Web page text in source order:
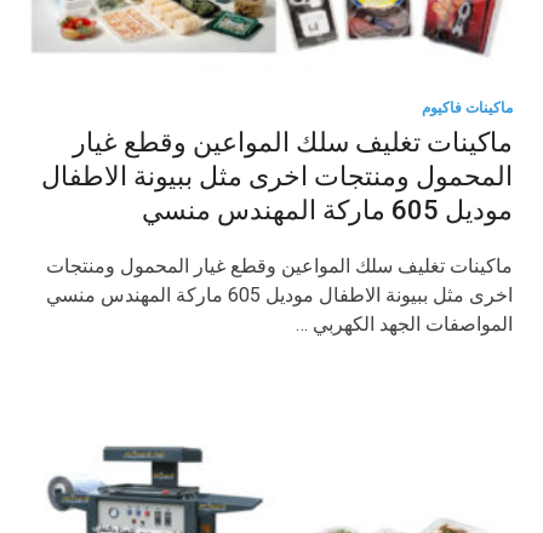
ماكينات فاكيوم
ماكينات تغليف سلك المواعين وقطع غيار
المحمول ومنتجات اخرى مثل ببيونة الاطفال
موديل 605 ماركة المهندس منسي
ماكينات تغليف سلك المواعين وقطع غيار المحمول ومنتجات
اخرى مثل ببيونة الاطفال موديل 605 ماركة المهندس منسي
المواصفات الجهد الكهربي …